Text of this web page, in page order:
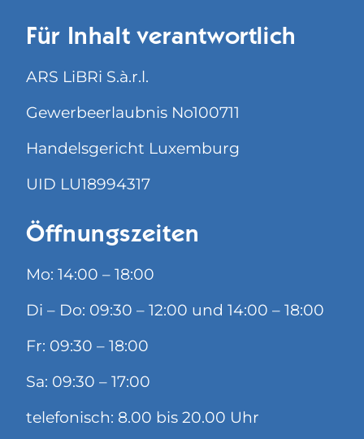
Für Inhalt verantwortlich
ARS LiBRi S.à.r.l.
Gewerbeerlaubnis No100711
Handelsgericht Luxemburg
UID LU18994317
Öffnungszeiten
Mo: 14:00 – 18:00
Di – Do: 09:30 – 12:00 und 14:00 – 18:00
Fr: 09:30 – 18:00
Sa: 09:30 – 17:00
telefonisch: 8.00 bis 20.00 Uhr